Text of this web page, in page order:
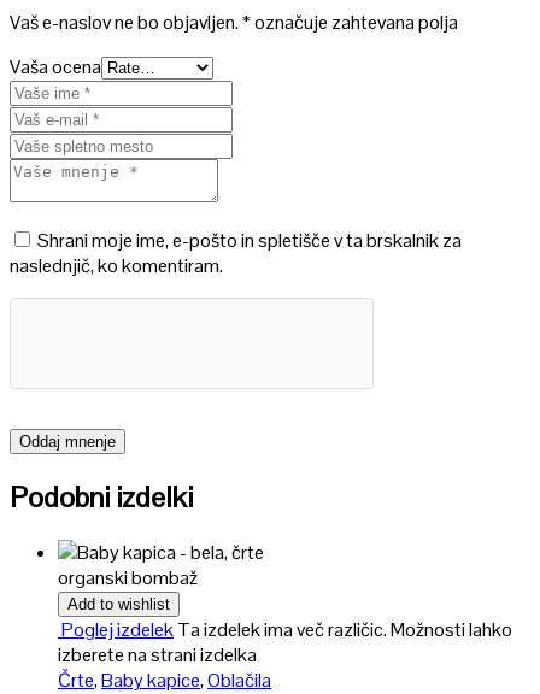
Vaš e-naslov ne bo objavljen.*označuje zahtevana polja
Vaša ocena
Shrani moje ime, e-pošto in spletišče v ta brskalnik za
naslednjič, ko komentiram.
Podobni izdelki
organski bombaž
Add to wishlist
Poglej izdelekTa izdelek ima več različic. Možnosti lahko
izberete na strani izdelka
Črte,Baby kapice,Oblačila